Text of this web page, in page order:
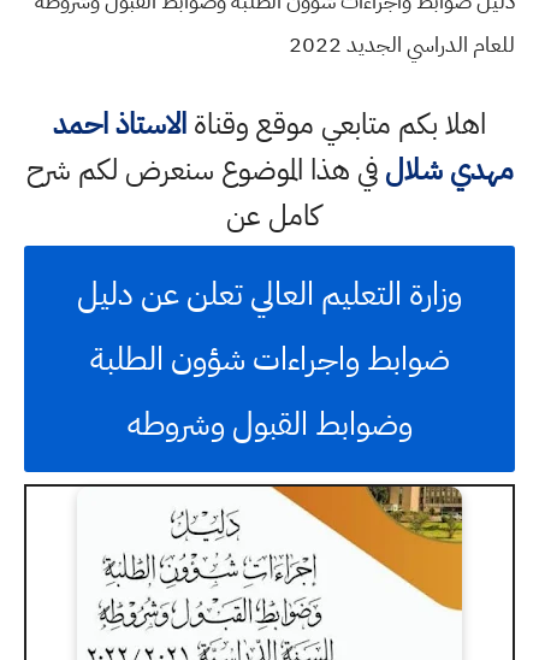
للعام الدراسي الجديد 2022
اهلا بكم متابعي موقع وقناةالاستاذ احمد
مهدي شلالفي هذا الموضوع سنعرض لكم شرح
كامل عن
وزارة التعليم العالي تعلن عن دليل
ضوابط واجراءات شؤون الطلبة
وضوابط القبول وشروطه